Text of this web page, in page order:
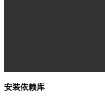
安装依赖库